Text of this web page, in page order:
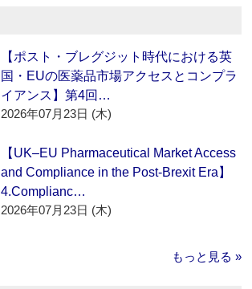
【ポスト・ブレグジット時代における英
国・EUの医薬品市場アクセスとコンプラ
イアンス】第4回…
2026年07月23日 (木)
【UK–EU Pharmaceutical Market Access
and Compliance in the Post-Brexit Era】
4.Complianc…
2026年07月23日 (木)
もっと見る »